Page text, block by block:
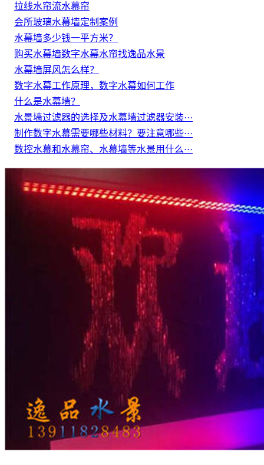
拉线水帘流水幕帘
会所玻璃水幕墙定制案例
水幕墙多少钱一平方米？
购买水幕墙数字水幕水帘找逸品水景
水幕墙屏风怎么样？
数字水幕工作原理，数字水幕如何工作
什么是水幕墙？
水景墙过滤器的选择及水幕墙过滤器安装···
制作数字水幕需要哪些材料？要注意哪些···
数控水幕和水幕帘、水幕墙等水景用什么···